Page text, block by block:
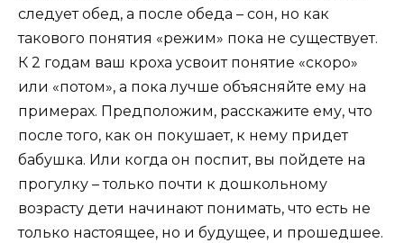
следует обед, а после обеда – сон, но как
такового понятия «режим» пока не существует.
К 2 годам ваш кроха усвоит понятие «скоро»
или «потом», а пока лучше объясняйте ему на
примерах. Предположим, расскажите ему, что
после того, как он покушает, к нему придет
бабушка. Или когда он поспит, вы пойдете на
прогулку – только почти к дошкольному
возрасту дети начинают понимать, что есть не
только настоящее, но и будущее, и прошедшее.